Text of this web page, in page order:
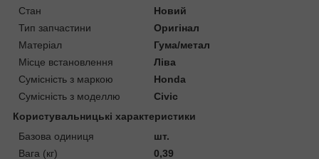
Стан
Новий
Тип запчастини
Оригінал
Матеріал
Гума/метал
Місце встановлення
Ліва
Сумісність з маркою
Honda
Сумісність з моделлю
Civic
Користувальницькі характеристики
Базова одиниця
шт.
Вага (кг)
0,39